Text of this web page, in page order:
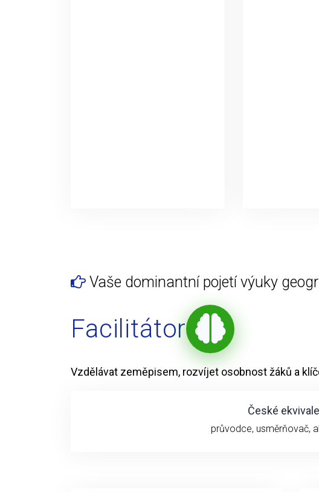
Vaše dominantní pojetí výuky
Facilitátor
Vzdělávat zeměpisem, rozvíjet osobnost žáků a
České
průvodce, usměrňovač,